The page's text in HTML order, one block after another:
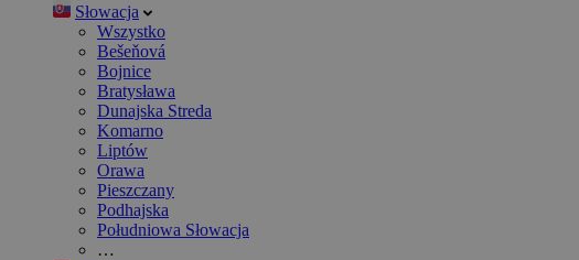
Słowacja
Wszystko
Bešeňová
Bojnice
Bratysława
Dunajska Streda
Komarno
Liptów
Orawa
Pieszczany
Podhajska
Południowa Słowacja
…